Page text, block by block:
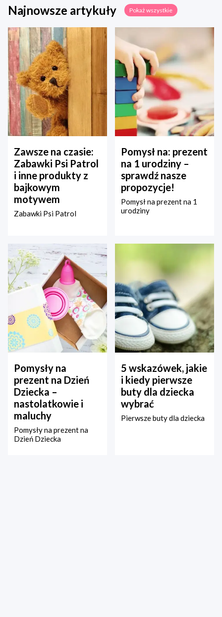
Najnowsze artykuły Pokaż wszystkie
Zawsze na czasie:
Zabawki Psi Patrol
i inne produkty z
bajkowym
motywem
Zabawki Psi Patrol
Pomysł na: prezent
na 1 urodziny –
sprawdź nasze
propozycje!
Pomysł na prezent na 1
urodziny
Pomysły na
prezent na Dzień
Dziecka –
nastolatkowie i
maluchy
Pomysły na prezent na
Dzień Dziecka
5 wskazówek, jakie
i kiedy pierwsze
buty dla dziecka
wybrać
Pierwsze buty dla dziecka